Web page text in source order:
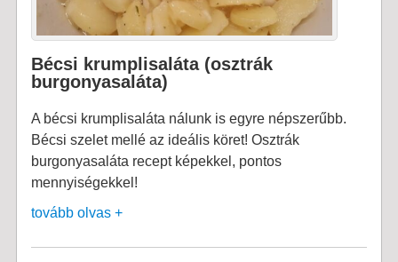
Bécsi krumplisaláta (osztrák
burgonyasaláta)
A bécsi krumplisaláta nálunk is egyre népszerűbb.
Bécsi szelet mellé az ideális köret! Osztrák
burgonyasaláta recept képekkel, pontos
mennyiségekkel!
tovább olvas +